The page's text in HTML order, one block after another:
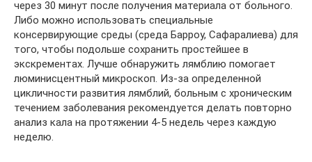
через 30 минут после получения материала от больного.
Либо можно использовать специальные
консервирующие среды (среда Барроу, Сафаралиева) для
того, чтобы подольше сохранить простейшее в
экскрементах. Лучше обнаружить лямблию помогает
люминисцентный микроскоп. Из-за определенной
цикличности развития лямблий, больным с хроническим
течением заболевания рекомендуется делать повторно
анализ кала на протяжении 4-5 недель через каждую
неделю.